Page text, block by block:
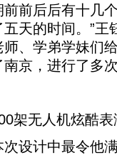
前后后有十几
天的时间。”王
、学弟学妹们
京，进行了多
无人机炫酷表
设计中最令他